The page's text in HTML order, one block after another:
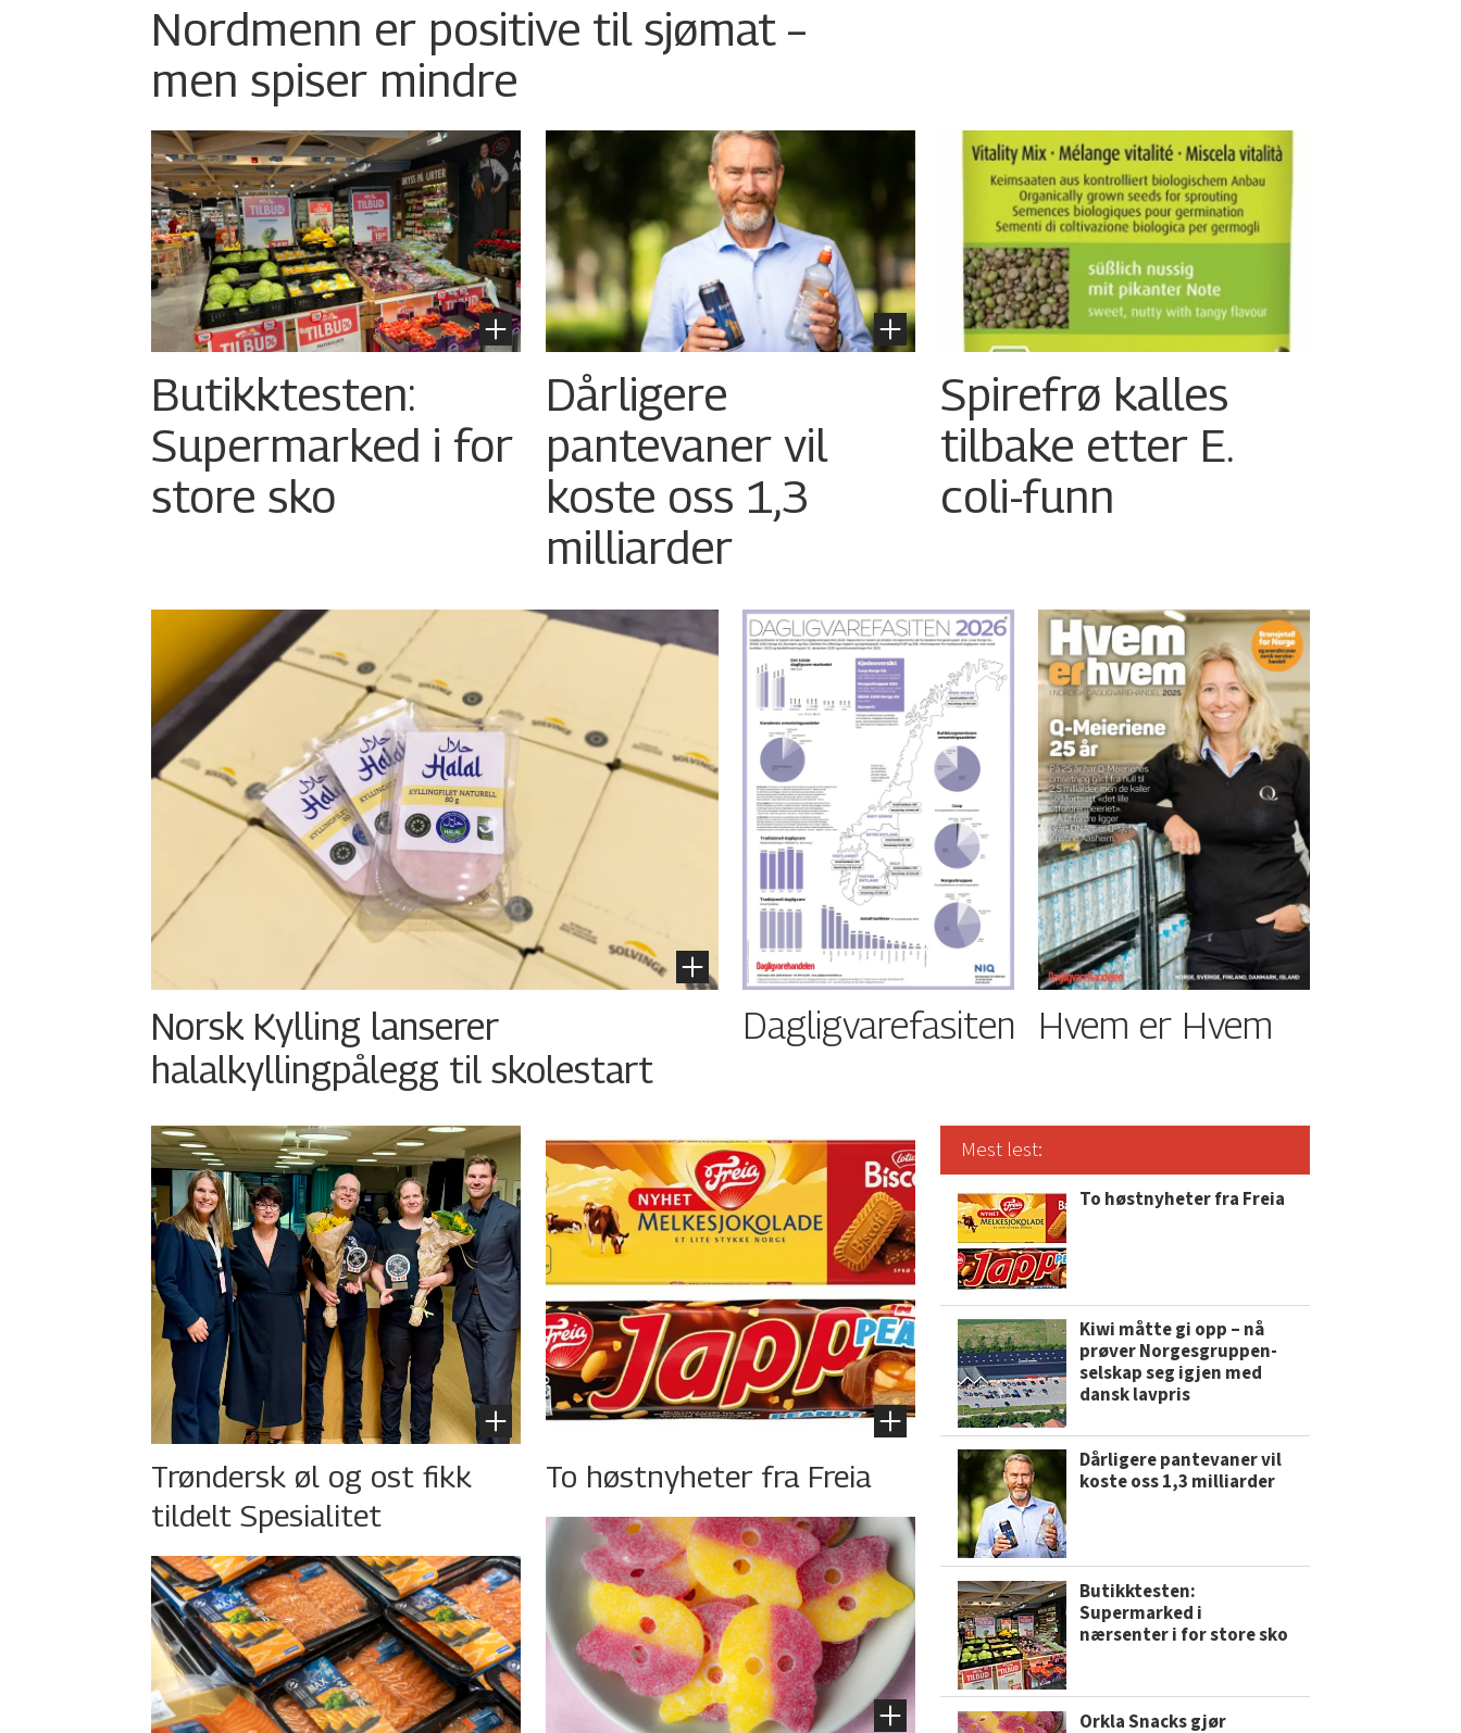
Nordmenn er positive til sjømat –
men spiser mindre
Butikktesten:
Supermarked i for
store sko
Dårligere
pantevaner vil
koste oss 1,3
milliarder
Spirefrø kalles
tilbake etter E.
coli-funn
Norsk Kylling lanserer
halalkyllingpålegg til skolestart
Dagligvarefasiten Hvem er Hvem
Trøndersk øl og ost fikk
tildelt Spesialitet
To høstnyheter fra Freia
Mest lest:
To høstnyheter fra Freia
Kiwi måtte gi opp – nå
prøver Norgesgruppen-
selskap seg igjen med
dansk lavpris
Dårligere pantevaner vil
koste oss 1,3 milliarder
Butikktesten:
Supermarked i
nærsenter i for store sko
Orkla Snacks gjør